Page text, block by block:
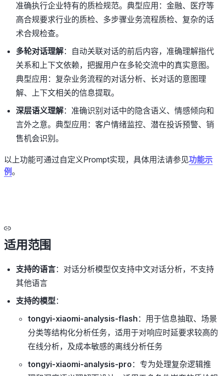
准确执行企业特有的质检规范。典型应用：金融、医疗等
高合规要求行业的质检、多步骤业务流程质检、复杂的话
术合规检查。
多轮对话理解：自动关联对话的前后内容，准确理解指代
关系和上下文依赖，把握用户在多轮交流中的真实意图。
典型应用：复杂业务流程的对话分析、长对话的意图理
解、上下文相关的信息提取。
深层语义理解：准确识别对话中的隐含语义、情感倾向和
言外之意。典型应用：客户情绪监控、潜在投诉预警、销
售机会识别。
以上功能可通过自定义Prompt实现，具体用法请参见功能示
例。
适用范围
支持的语言：对话分析模型仅支持中文对话分析，不支持
其他语言
支持的模型：
tongyi-xiaomi-analysis-flash ：用于信息抽取、场景
分类等结构化分析任务，适用于对响应时延要求较高的
在线分析，及成本敏感的离线分析任务
tongyi-xiaomi-analysis-pro ：专为处理复杂逻辑推